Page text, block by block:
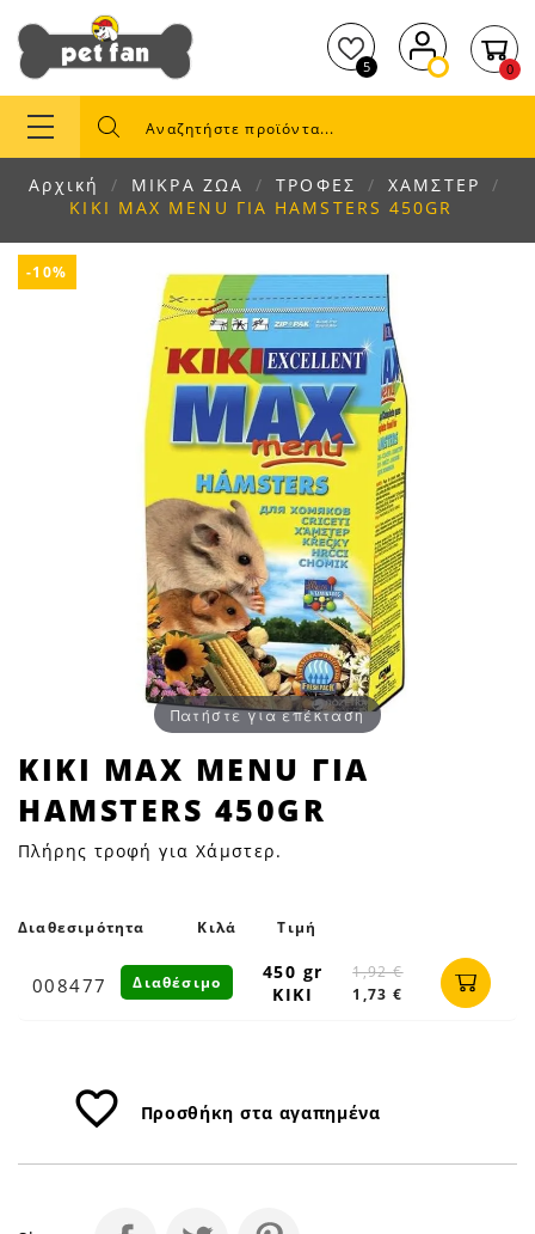
5 0
Αρχική ΜΙΚΡΑ ΖΩΑ ΤΡΟΦΕΣ
ΧΑΜΣΤΕΡ
KIKI MAX MENU ΓΙΑ HAMSTERS 450GR
-10%
Πατήστε για επέκταση
KIKI
MAX
MENU
ΓΙΑ
|
KIKI MAX MENU ΓΙΑ
HAMSTERS 450GR
Πλήρης τροφή για Χάμστερ.
Διαθεσιμότητα Κιλά Τιμή
008477
450 gr
KIKI
1,92 €
1,73 €
Διαθέσιμο
favorite_border Προσθήκη στα αγαπημένα